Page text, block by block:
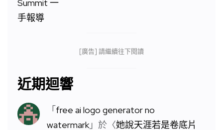
[廣告] 請繼續往下閱讀
近期迴響
「free ai logo generator no
watermark」於〈她說天涯若是卷底片